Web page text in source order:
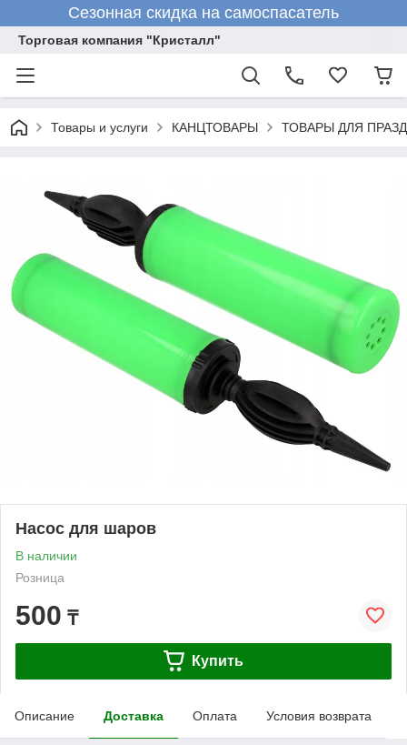
Сезонная скидка на самоспасатель
Торговая компания "Кристалл"
Товары и услуги КАНЦТОВАРЫ ТОВАРЫ ДЛЯ
Насос для шаров
В наличии
Розница
500 ₸
Купить
Описание Доставка Оплата Условия возврата